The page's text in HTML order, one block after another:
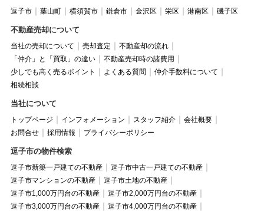
逗子市 葉山町 横須賀市 鎌倉市 金沢区 栄区 港南区 磯子区
不動産売却について
当社の売却について 売却査定
不動産却の流れ
「仲介」と「買取」の違い
不動産売却時の諸費用
少しでも高く売るポイント
よくある質問
仲介手数料について
相続相談
当社について
トップページ インフォメーション スタッフ紹介
会社概要
お問合せ
採用情報 プライバシーポリシー
逗子市の物件検索
逗子市新築一戸建ての不動産
逗子市中古一戸建ての不動産
逗子市マンションの不動産
逗子市土地の不動産
逗子市1,000万円台の不動産
逗子市2,000万円台の不動産
逗子市3,000万円台の不動産
逗子市4,000万円台の不動産